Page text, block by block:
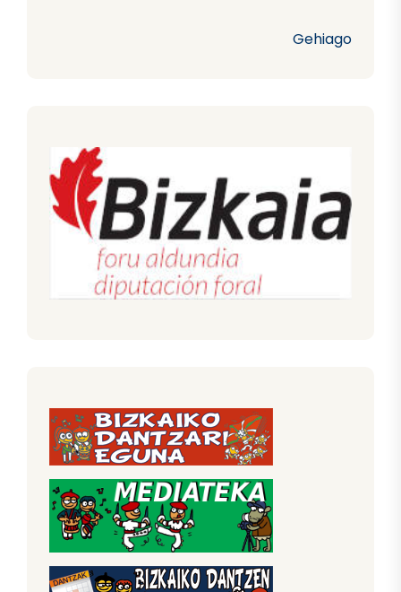
Gehiago